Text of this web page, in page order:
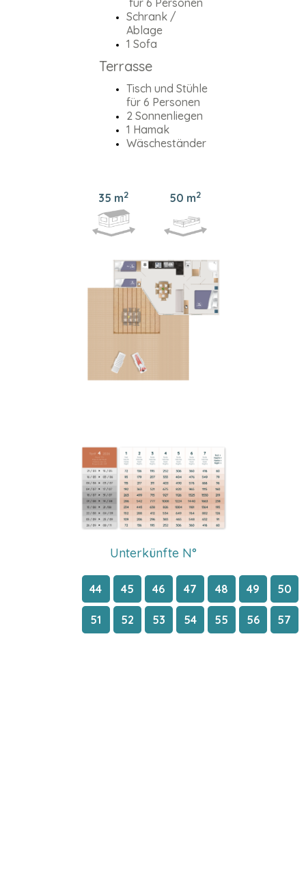
fûr 6 Personen
Schrank /
Ablage
1 Sofa
Terrasse
Tisch und Stühle
für 6 Personen
2 Sonnenliegen
1 Hamak
Wäscheständer
35 m2 50 m2
Unterkünfte N°
44 45 46 47 48 49 50
51 52 53 54 55 56 57